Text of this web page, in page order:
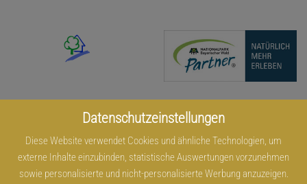
Datenschutzeinstellungen
Diese Website verwendet Cookies und ähnliche Technologien, um
externe Inhalte einzubinden, statistische Auswertungen vorzunehmen
sowie personalisierte und nicht-personalisierte Werbung anzuzeigen.